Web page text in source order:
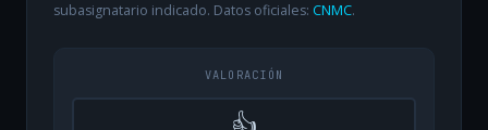
subasignatario indicado. Datos oficiales: CNMC.
VALORACIÓN